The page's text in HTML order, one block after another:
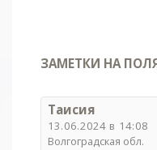
ЗАМЕТКИ НА
Таисия
13.06.2024 в 14:08
Волгоградская обл.